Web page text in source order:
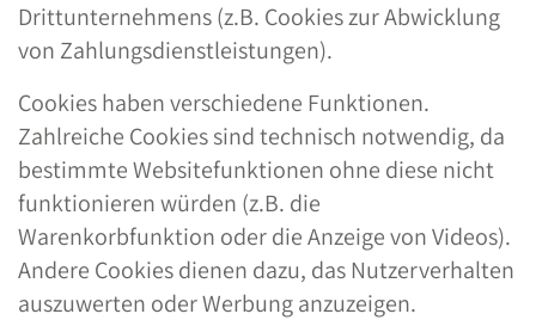
Drittunternehmens (z.B. Cookies zur Abwicklung
von Zahlungsdienstleistungen).
Cookies haben verschiedene Funktionen.
Zahlreiche Cookies sind technisch notwendig, da
bestimmte Websitefunktionen ohne diese nicht
funktionieren würden (z.B. die
Warenkorbfunktion oder die Anzeige von Videos).
Andere Cookies dienen dazu, das Nutzerverhalten
auszuwerten oder Werbung anzuzeigen.